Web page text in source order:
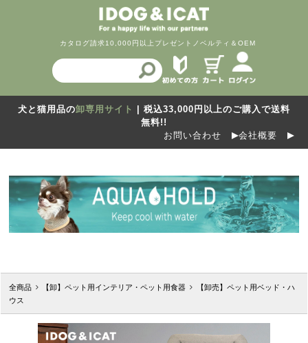
カタログ請求10,000円以上プレゼント ノベルティ＆OEM
犬と猫用品の卸専用サイト
| 税込33,000円以上のご購入で送料
無料!!
お問い合わせ
会社概要
全商品 【卸】ペット用インテリア・ペット用食器
【卸売】ペット用ベッド・ハ
ウス